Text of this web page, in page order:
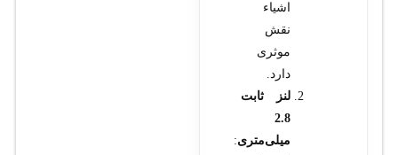
اشیاء
نقش
موثری
دارد.
لنز ثابت
2.8
میلی‌متری: